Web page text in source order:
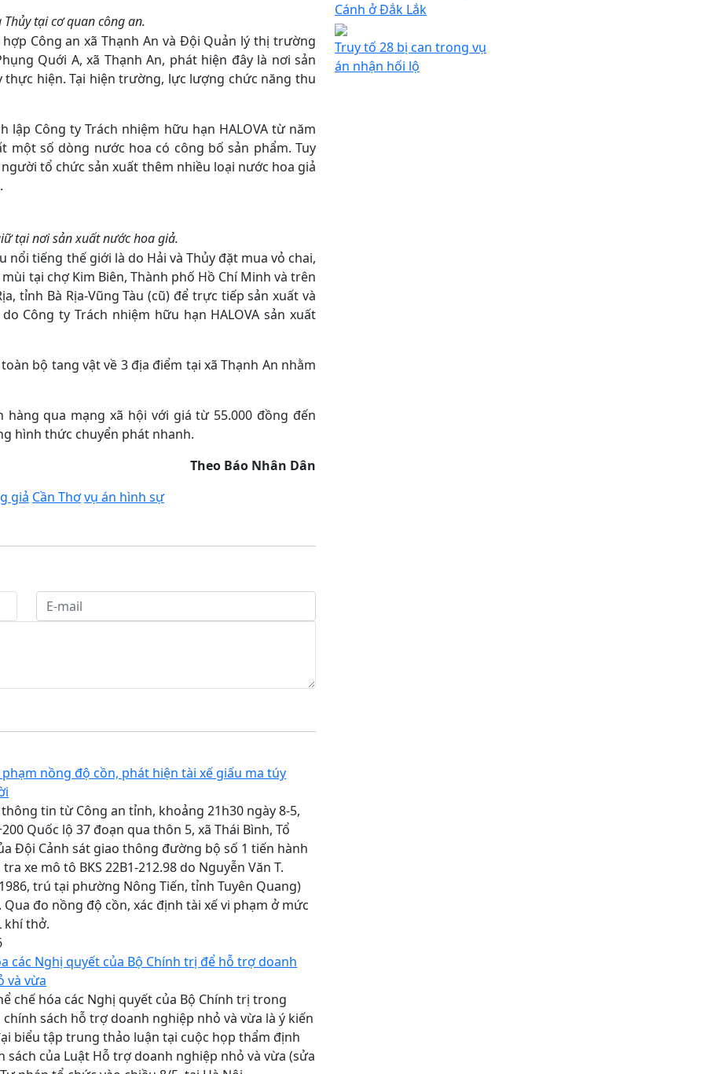
tại cơ quan công an.
Công an xã Thạnh An và Đội Quản lý thị trường
Quới A, xã Thạnh An, phát hiện đây là nơi sản
hiện. Tại hiện trường, lực lượng chức năng thu
lập Công ty Trách nhiệm hữu hạn HALOVA từ năm
một số dòng nước hoa có công bố sản phẩm. Tuy
tổ chức sản xuất thêm nhiều loại nước hoa giả
tại nơi sản xuất nước hoa giả.
nổi tiếng thế giới là do Hải và Thủy đặt mua vỏ chai,
tại chợ Kim Biên, Thành phố Hồ Chí Minh và trên
tỉnh Bà Rịa-Vũng Tàu (cũ) để trực tiếp sản xuất và
Công ty Trách nhiệm hữu hạn HALOVA sản xuất
bộ tang vật về 3 địa điểm tại xã Thạnh An nhằm
qua mạng xã hội với giá từ 55.000 đồng đến
hình thức chuyển phát nhanh.
Theo Báo Nhân Dân
giả Cần Thơvụ án hình sự
nồng độ cồn, phát hiện tài xế giấu ma túy
thông tin từ Công an tỉnh, khoảng 21h30 ngày 8-5,
Quốc lộ 37 đoạn qua thôn 5, xã Thái Bình, Tổ
Đội Cảnh sát giao thông đường bộ số 1 tiến hành
xe mô tô BKS 22B1-212.98 do Nguyễn Văn T.
trú tại phường Nông Tiến, tỉnh Tuyên Quang)
Qua đo nồng độ cồn, xác định tài xế vi phạm ở mức
khí thở.
các Nghị quyết của Bộ Chính trị để hỗ trợ doanh
và vừa
chế hóa các Nghị quyết của Bộ Chính trị trong
sách hỗ trợ doanh nghiệp nhỏ và vừa là ý kiến
biểu tập trung thảo luận tại cuộc họp thẩm định
sách của Luật Hỗ trợ doanh nghiệp nhỏ và vừa (sửa
Cánh ở Đắk Lắk
Truy tố 28 bị can trong vụ
án nhận hối lộ